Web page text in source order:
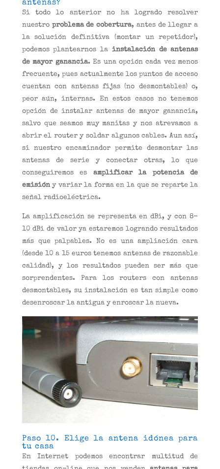
antenas?
Si todo lo anterior no ha logrado resolver
nuestro problema de cobertura, antes de llegar a
la solución definitiva (montar un repetidor),
podemos plantearnos la instalación de antenas
de mayor ganancia. Es una opción cada vez menos
frecuente, pues actualmente los puntos de acceso
cuentan con antenas fijas (no desmontables) o,
peor aún, internas. En estos casos no tenemos
opción de instalar antenas de mayor ganancia,
salvo que seamos muy manitas y nos atrevamos a
abrir el router y soldar algunos cables. Aun así,
si nuestro encaminador permite desmontar las
antenas de serie y conectar otras, lo que
conseguiremos es amplificar la potencia de
emisióny variar la forma en la que se reparte la
señal radioeléctrica.
La amplificación se representa en dBi, y con 8-
10 dBi de valor ya estaremos logrando resultados
más que palpables. No es una ampliación cara
(desde 10 a 15 euros tenemos antenas de razonable
calidad), y los resultados pueden ser más que
sorprendentes. Para los routers con antenas
desmontables, su instalación es tan simple como
desenroscar la antigua y enroscar la nueva.
Paso 10. Elige la antena idónea para
tu casa
En Internet podemos encontrar multitud de